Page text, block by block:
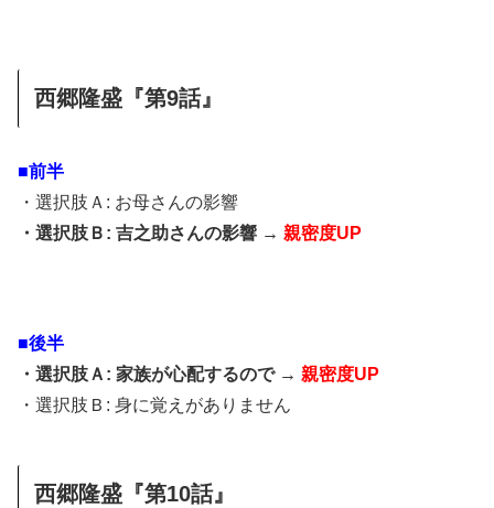
西郷隆盛『第9話』
■前半
・選択肢Ａ: お母さんの影響
・選択肢Ｂ: 吉之助さんの影響 → 親密度UP
■後半
・選択肢Ａ: 家族が心配するので → 親密度UP
・選択肢Ｂ: 身に覚えがありません
西郷隆盛『第10話』